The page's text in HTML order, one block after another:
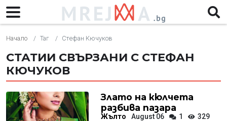
Начало Таг Стефан Кючуков
СТАТИИ СВЪРЗАНИ С СТЕФАН
КЮЧУКОВ
Злато на кюлчета
разбива пазара
Жълто August 06 1 329